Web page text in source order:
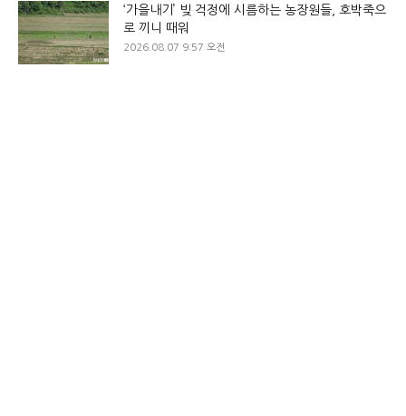
‘가을내기’ 빚 걱정에 시름하는 농장원들, 호박죽으
로 끼니 때워
2026.08.07 9:57 오전